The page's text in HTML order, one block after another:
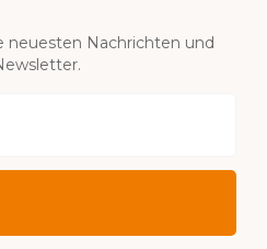
neuesten Nachrichten und